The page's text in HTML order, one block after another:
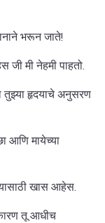
भरून जाते!
जी मी नेहमी पाहतो.
तुझ्या हृदयाचे अनुसरण
आणि मायेच्या
खास आहेस.
तू आधीच